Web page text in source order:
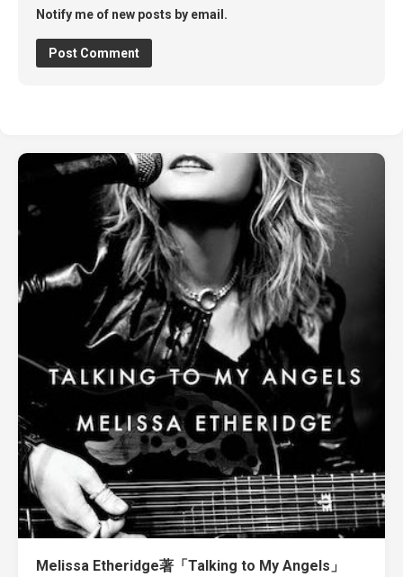
Notify me of new posts by email.
Melissa Etheridge著「Talking to My Angels」